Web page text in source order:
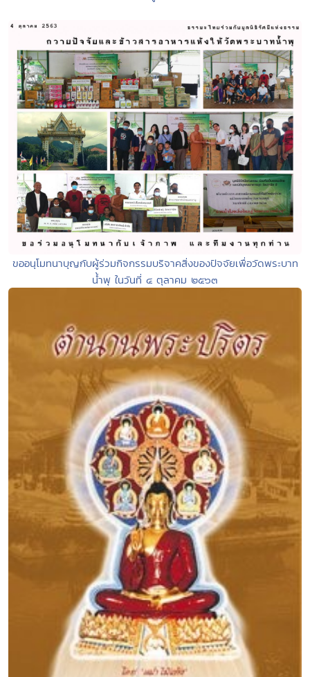
ขออนุโมทนาบุญกับผู้ร่วมกิจกรรมบริจาคสิ่งของปัจจัยเพื่อวัดพระบาท
น้ำพุ ในวันที่ ๔ ตุลาคม ๒๕๖๓